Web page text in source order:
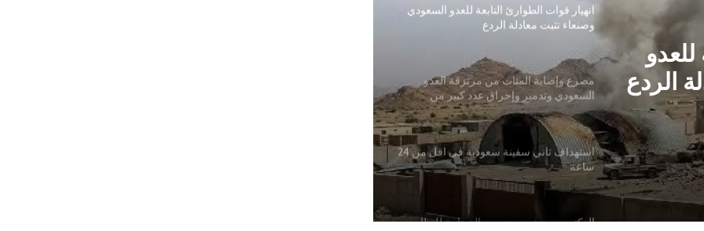
للعدو
الردع
عدد
مصرع وإصابة المئات من مرتزقة العدو
السعودي وتدمير وإحراق عدد كبير من
ساعة
الدكتور بن حبتور يوجه رسالة هامة للنظام
السعودي
القوات المسلحة تستهدف سفينة نفطية